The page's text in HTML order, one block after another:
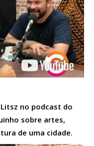
no podcast do
sobre artes,
de uma cidade.